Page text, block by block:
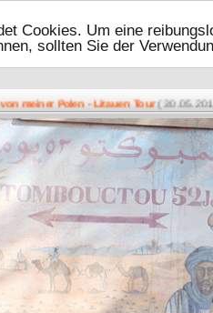
Cookies. Um eine
sollten Sie der
meiner Polen - Litauen Tour( 30.05.2016 -